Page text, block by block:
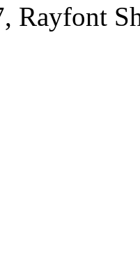
Rayfont